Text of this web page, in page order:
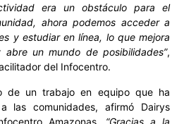
era un obstáculo para el
ahora podemos acceder a
y estudiar en línea, lo que mejora
un mundo de posibilidades”,
del Infocentro.
de un trabajo en equipo que ha
las comunidades, afirmó Dairys
Amazonas. “Gracias a la